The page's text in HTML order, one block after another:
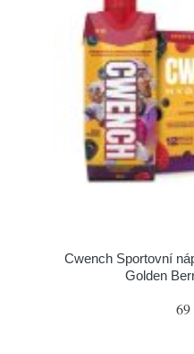
Cwench Sportovní
Golden